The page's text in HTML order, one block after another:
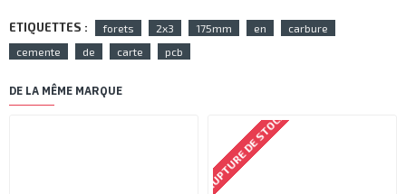
ETIQUETTES : forets 2x3 175mm en
carbure
cemente
de carte pcb
DE LA MÊME MARQUE
RUPTURE DE STOCK